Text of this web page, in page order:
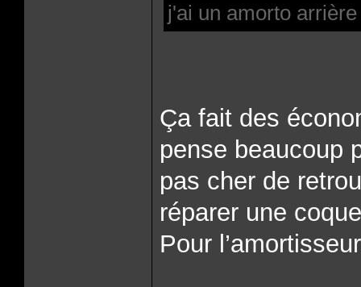
j'ai un amorto
Ça fait des
pense beaucoup
pas cher de
réparer une
Pour